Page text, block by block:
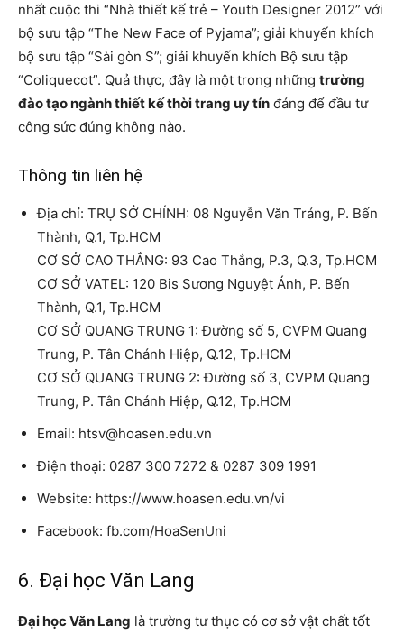
nhất cuộc thi “Nhà thiết kế trẻ – Youth Designer 2012” với
bộ sưu tập “The New Face of Pyjama”; giải khuyến khích
bộ sưu tập “Sài gòn S”; giải khuyến khích Bộ sưu tập
“Coliquecot”. Quả thực, đây là một trong những trường
đào tạo ngành thiết kế thời trang uy tín đáng để đầu tư
công sức đúng không nào.
Thông tin liên hệ
Địa chỉ: TRỤ SỞ CHÍNH: 08 Nguyễn Văn Tráng, P. Bến
Thành, Q.1, Tp.HCM
CƠ SỞ CAO THẮNG: 93 Cao Thắng, P.3, Q.3, Tp.HCM
CƠ SỞ VATEL: 120 Bis Sương Nguyệt Ánh, P. Bến
Thành, Q.1, Tp.HCM
CƠ SỞ QUANG TRUNG 1: Đường số 5, CVPM Quang
Trung, P. Tân Chánh Hiệp, Q.12, Tp.HCM
CƠ SỞ QUANG TRUNG 2: Đường số 3, CVPM Quang
Trung, P. Tân Chánh Hiệp, Q.12, Tp.HCM
Email: htsv@hoasen.edu.vn
Điện thoại: 0287 300 7272 & 0287 309 1991
Website: https://www.hoasen.edu.vn/vi
Facebook: fb.com/HoaSenUni
6. Đại học Văn Lang
Đại học Văn Lang là trường tư thục có cơ sở vật chất tốt